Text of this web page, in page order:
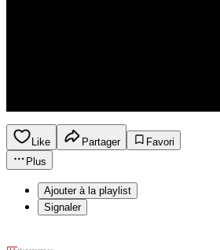
Like Partager
Favori
Plus
Ajouter à la playlist
Signaler